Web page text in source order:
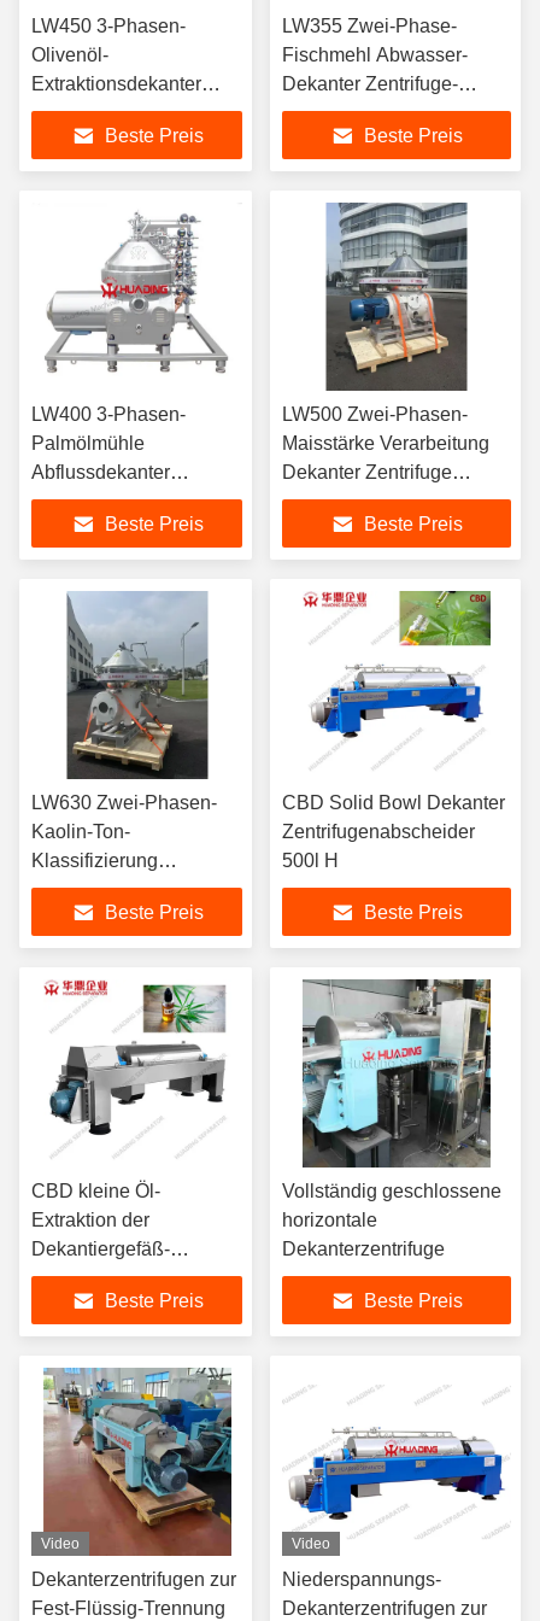
LW450 3-Phasen-
Olivenöl-
Extraktionsdekanter
Zentrifuge-Separator
22KW Motor SKF Lager
Beste Preis
LW355 Zwei-Phase-
Fischmehl Abwasser-
Dekanter Zentrifuge-
Separator Duplex
Edelstahl PLC Auto
Beste Preis
LW400 3-Phasen-
Palmölmühle
Abflussdekanter
Zentrifuge
Trennseparator 30KW
Motor ABB VFD
Automatisch
Beste Preis
LW500 Zwei-Phasen-
Maisstärke Verarbeitung
Dekanter Zentrifuge
Trennseelerzeuger
Nahrungsmittelqualität
Edelstahl kontinuierlich
Beste Preis
LW630 Zwei-Phasen-
Kaolin-Ton-
Klassifizierung
Entwässerung Dekanter
Zentrifuge Separator
Verschleißbeständige
Keramik
Beste Preis
CBD Solid Bowl Dekanter
Zentrifugenabscheider
500l H
Beste Preis
CBD kleine Öl-
Extraktion der
Dekantiergefäß-
Zentrifugen-Schrauben-
Beste Preis
Vollständig geschlossene
horizontale
Dekanterzentrifuge
Beste Preis
Video
Dekanterzentrifugen zur
Fest-Flüssig-Trennung
Video
Niederspannungs-
Dekanterzentrifugen zur